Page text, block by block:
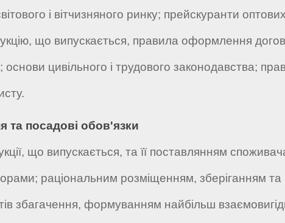
і вітчизняного ринку; прейскуранти
що випускається, правила оформлення
основи цивільного і трудового законодавства;
та посадові обов'язки
що випускається, та її поставлянням
раціональним розміщенням, зберіганням та
збагачення, формуванням найбільш